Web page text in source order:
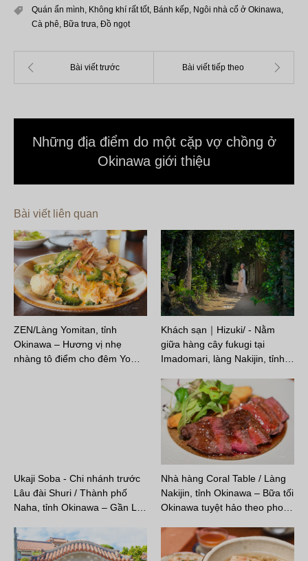
Quán ẩn mình, Không khí rất tốt, Bánh kếp, Ngôi nhà cổ ở Okinawa,
Cà phê, Bữa trưa, Đồ ngọt
Những địa điểm do một cặp vợ chồng ở
Okinawa giới thiệu
Bài viết liên quan
ZEN/Làng Yomitan, tỉnh
Okinawa – Hương vị nhẹ
nhàng tô điểm cho đêm Yo…
Khách sạn｜Hizuki/ - Nằm
giữa hàng cây fukugi tại
Imadomari, làng Nakijin, tỉnh…
Ukaji Soba - Chi nhánh trước
Lâu đài Shuri / Thành phố
Naha, tỉnh Okinawa – Gần L…
Nhà hàng Coral Table / Làng
Nakijin, tỉnh Okinawa – Bữa tối
Okinawa tuyệt hảo theo pho…